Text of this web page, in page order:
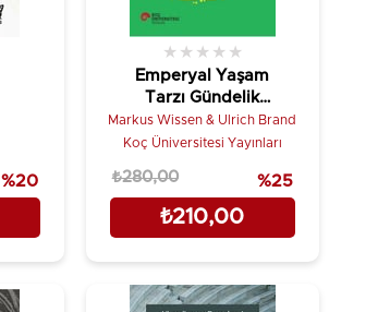
%20
Emperyal Yaşam
Tarzı Gündelik
Yaşam ve
Kapitalizmin
★ ★ ★ ★ ★
Markus Wissen & Ulrich Brand
Koç Üniversitesi Yayınları
₺210,00
₺280,00 %25